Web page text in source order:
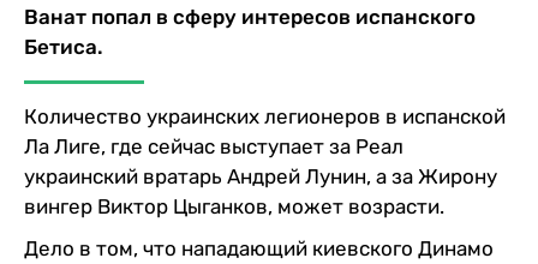
Ванат попал в сферу интересов испанского
Бетиса.
Количество украинских легионеров в испанской
Ла Лиге, где сейчас выступает за Реал
украинский вратарь Андрей Лунин, а за Жирону
вингер Виктор Цыганков, может возрасти.
Дело в том, что нападающий киевского Динамо